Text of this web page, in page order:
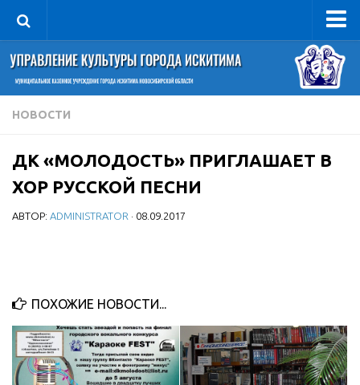
Управление
Руководитель
Сведения об организации
Книга почета культуры
Фотогалерея
Документы
Противодействие коррупции
Отчеты о деятельности
Учреждения культуры
МБУ Дом культуры «Молодость»
НОВОСТИ
ДК «МОЛОДОСТЬ» ПРИГЛАШАЕТ В
ХОР РУССКОЙ ПЕСНИ
АВТОР: ADMINISTRATOR · 08.09.2017
ПОХОЖИЕ НОВОСТИ...